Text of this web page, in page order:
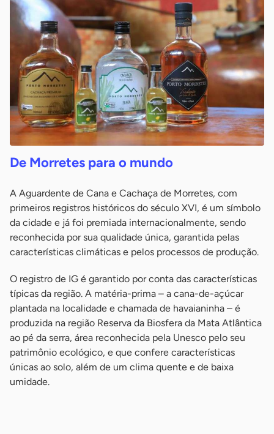
De Morretes para o mundo
A Aguardente de Cana e Cachaça de Morretes, com
primeiros registros históricos do século XVI, é um símbolo
da cidade e já foi premiada internacionalmente, sendo
reconhecida por sua qualidade única, garantida pelas
características climáticas e pelos processos de produção.
O registro de IG é garantido por conta das características
típicas da região. A matéria-prima – a cana-de-açúcar
plantada na localidade e chamada de havaianinha – é
produzida na região Reserva da Biosfera da Mata Atlântica
ao pé da serra, área reconhecida pela Unesco pelo seu
patrimônio ecológico, e que confere características
únicas ao solo, além de um clima quente e de baixa
umidade.